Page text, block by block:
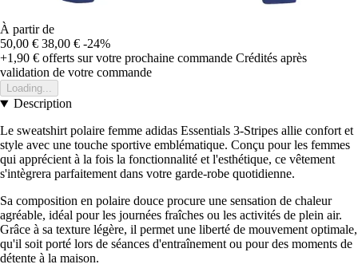
À partir de
50,00 € 38,00 € -24%
+1,90 € offerts sur votre prochaine commande Crédités après
validation de votre commande
Loading...
Description
Le sweatshirt polaire femme adidas Essentials 3-Stripes allie confort et
style avec une touche sportive emblématique. Conçu pour les femmes
qui apprécient à la fois la fonctionnalité et l'esthétique, ce vêtement
s'intègrera parfaitement dans votre garde-robe quotidienne.
Sa composition en polaire douce procure une sensation de chaleur
agréable, idéal pour les journées fraîches ou les activités de plein air.
Grâce à sa texture légère, il permet une liberté de mouvement optimale,
qu'il soit porté lors de séances d'entraînement ou pour des moments de
détente à la maison.